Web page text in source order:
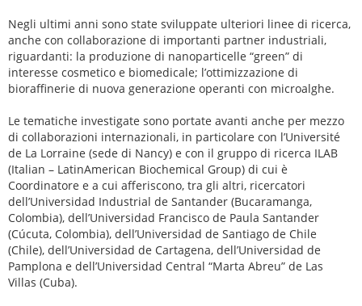
Negli ultimi anni sono state sviluppate ulteriori linee di ricerca,
anche con collaborazione di importanti partner industriali,
riguardanti: la produzione di nanoparticelle “green” di
interesse cosmetico e biomedicale; l’ottimizzazione di
bioraffinerie di nuova generazione operanti con microalghe.
Le tematiche investigate sono portate avanti anche per mezzo
di collaborazioni internazionali, in particolare con l’Université
de La Lorraine (sede di Nancy) e con il gruppo di ricerca ILAB
(Italian – LatinAmerican Biochemical Group) di cui è
Coordinatore e a cui afferiscono, tra gli altri, ricercatori
dell’Universidad Industrial de Santander (Bucaramanga,
Colombia), dell’Universidad Francisco de Paula Santander
(Cúcuta, Colombia), dell’Universidad de Santiago de Chile
(Chile), dell’Universidad de Cartagena, dell’Universidad de
Pamplona e dell’Universidad Central “Marta Abreu” de Las
Villas (Cuba).